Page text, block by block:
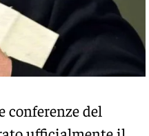
conferenze del